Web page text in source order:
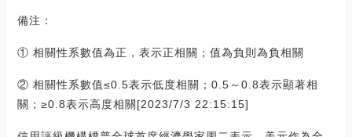
備注：
① 相關性系數值為正，表示正相關；值為負則為負相關
② 相關性系數值≤0.5表示低度相關；0.5～0.8表示顯著相
關；≥0.8表示高度相關[2023/7/3 22:15:15]